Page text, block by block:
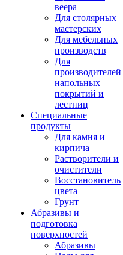
веера
Для столярных
мастерских
Для мебельных
производств
Для
производителей
напольных
покрытий и
лестниц
Специальные
продукты
Для камня и
кирпича
Растворители и
очистители
Восстановитель
цвета
Грунт
Абразивы и
подготовка
поверхностей
Абразивы